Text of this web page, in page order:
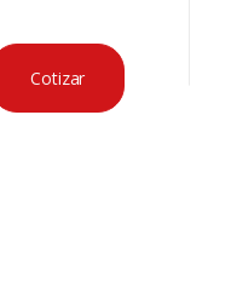
Cotizar